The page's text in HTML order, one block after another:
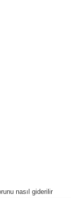
nasıl giderilir